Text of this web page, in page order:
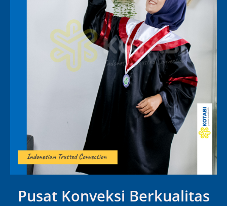
Pusat Konveksi Berkualitas